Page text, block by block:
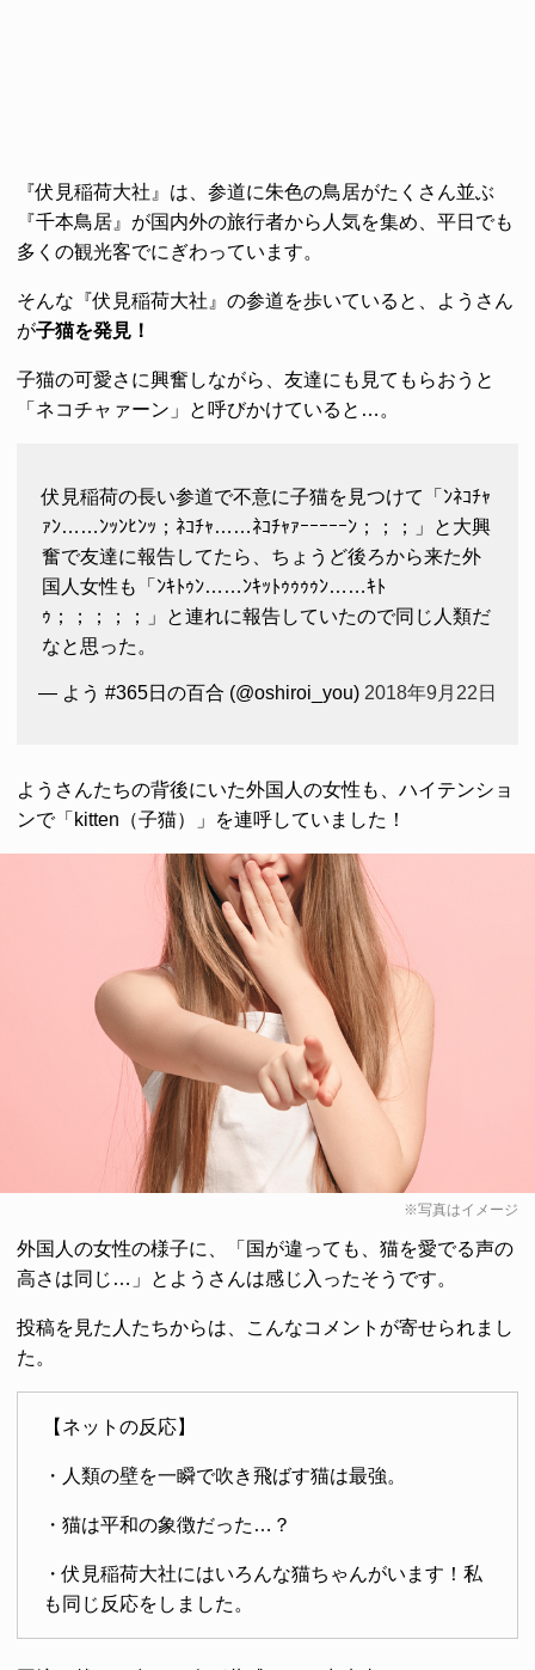
『伏見稲荷大社』は、参道に朱色の鳥居がたくさん並ぶ
『千本鳥居』が国内外の旅行者から人気を集め、平日でも
多くの観光客でにぎわっています。
そんな『伏見稲荷大社』の参道を歩いていると、ようさん
が子猫を発見！
子猫の可愛さに興奮しながら、友達にも見てもらおうと
「ネコチャァーン」と呼びかけていると…。
伏見稲荷の長い参道で不意に子猫を見つけて「ﾝﾈｺﾁｬ
ｧﾝ……ﾝｯﾝﾋﾝｯ；ﾈｺﾁｬ……ﾈｺﾁｬｧｰｰｰｰｰﾝ；；；」と大興
奮で友達に報告してたら、ちょうど後ろから来た外
国人女性も「ﾝｷﾄｩﾝ……ﾝｷｯﾄｩｩｩｩﾝ……ｷﾄ
ｩ；；；；；」と連れに報告していたので同じ人類だ
なと思った。
— よう #365日の百合 (@oshiroi_you) 2018年9月22日
ようさんたちの背後にいた外国人の女性も、ハイテンショ
ンで「kitten（子猫）」を連呼していました！
※写真はイメージ
外国人の女性の様子に、「国が違っても、猫を愛でる声の
高さは同じ…」とようさんは感じ入ったそうです。
投稿を見た人たちからは、こんなコメントが寄せられまし
た。
【ネットの反応】
・人類の壁を一瞬で吹き飛ばす猫は最強。
・猫は平和の象徴だった…？
・伏見稲荷大社にはいろんな猫ちゃんがいます！私
も同じ反応をしました。